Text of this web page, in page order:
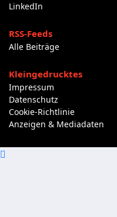
LinkedIn
RSS-Feeds
Alle Beiträge
Kleingedrucktes
Impressum
Datenschutz
Cookie-Richtlinie
Anzeigen & Mediadaten